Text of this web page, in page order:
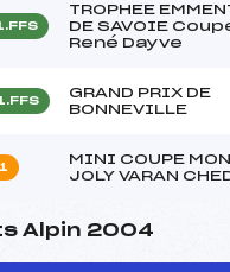
TROPHEE
DE SAVOIE
René Dayve
GRAND PRIX DE
BONNEVILLE
MINI COUPE
JOLY VARAN
Alpin 2004